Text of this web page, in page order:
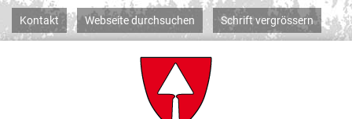
Kontakt Webseite durchsuchen Schrift vergrössern